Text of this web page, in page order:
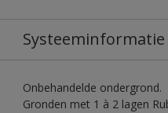
Systeeminformatie
Onbehandelde ondergrond.
Gronden met 1 à 2 lagen